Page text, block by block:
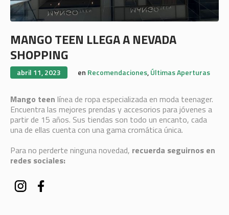
MANGO TEEN LLEGA A NEVADA
SHOPPING
abril 11, 2023 en Recomendaciones,Últimas Aperturas
Mango teen línea de ropa especializada en moda teenager.
Encuentra las mejores prendas y accesorios para jóvenes a
partir de 15 años. Sus tiendas son todo un encanto, cada
una de ellas cuenta con una gama cromática única.
Para no perderte ninguna novedad, recuerda seguirnos en
redes sociales: